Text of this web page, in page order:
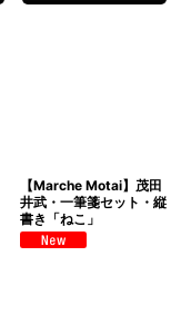
【Marche Motai】茂田
井武・一筆箋セット・縦
書き「ねこ」